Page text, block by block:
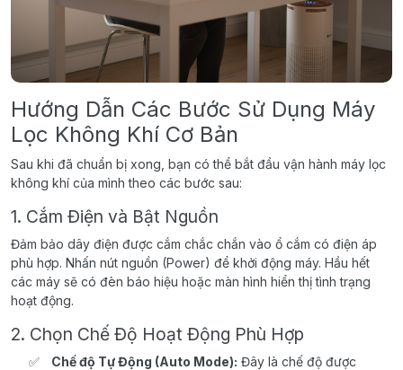
Hướng Dẫn Các Bước Sử Dụng Máy
Lọc Không Khí Cơ Bản
Sau khi đã chuẩn bị xong, bạn có thể bắt đầu vận hành máy lọc
không khí của mình theo các bước sau:
1. Cắm Điện và Bật Nguồn
Đảm bảo dây điện được cắm chắc chắn vào ổ cắm có điện áp
phù hợp. Nhấn nút nguồn (Power) để khởi động máy. Hầu hết
các máy sẽ có đèn báo hiệu hoặc màn hình hiển thị tình trạng
hoạt động.
2. Chọn Chế Độ Hoạt Động Phù Hợp
Chế độ Tự Động (Auto Mode): Đây là chế độ được